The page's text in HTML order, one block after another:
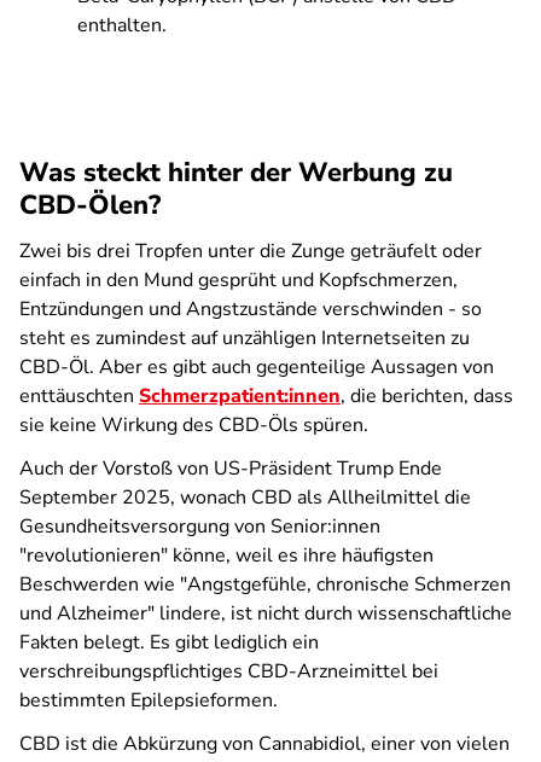
enthalten.
Was steckt hinter der Werbung zu
CBD-Ölen?
Zwei bis drei Tropfen unter die Zunge geträufelt oder
einfach in den Mund gesprüht und Kopfschmerzen,
Entzündungen und Angstzustände verschwinden - so
steht es zumindest auf unzähligen Internetseiten zu
CBD-Öl. Aber es gibt auch gegenteilige Aussagen von
enttäuschten Schmerzpatient:innen, die berichten, dass
sie keine Wirkung des CBD-Öls spüren.
Auch der Vorstoß von US-Präsident Trump Ende
September 2025, wonach CBD als Allheilmittel die
Gesundheitsversorgung von Senior:innen
"revolutionieren" könne, weil es ihre häufigsten
Beschwerden wie "Angstgefühle, chronische Schmerzen
und Alzheimer" lindere, ist nicht durch wissenschaftliche
Fakten belegt. Es gibt lediglich ein
verschreibungspflichtiges CBD-Arzneimittel bei
bestimmten Epilepsieformen.
CBD ist die Abkürzung von Cannabidiol, einer von vielen